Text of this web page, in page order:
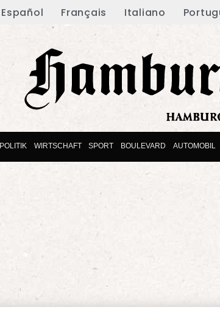
Español Français Italiano
POLITIK WIRTSCHAFT SPORT BOULEVARD AUTOMOBIL